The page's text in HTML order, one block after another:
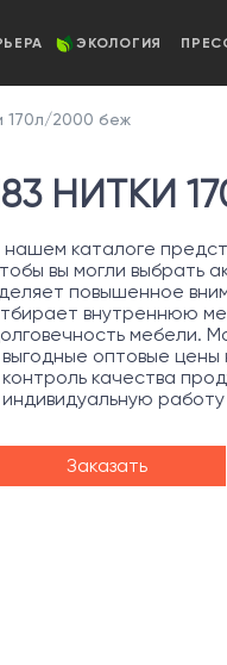
ЭКОЛОГИЯ
170л/2000 беж
НИТКИ
нашем каталоге
вы могли выбрать
повышенное
внутреннюю
мебели.
оптовые цены
качества
Заказать